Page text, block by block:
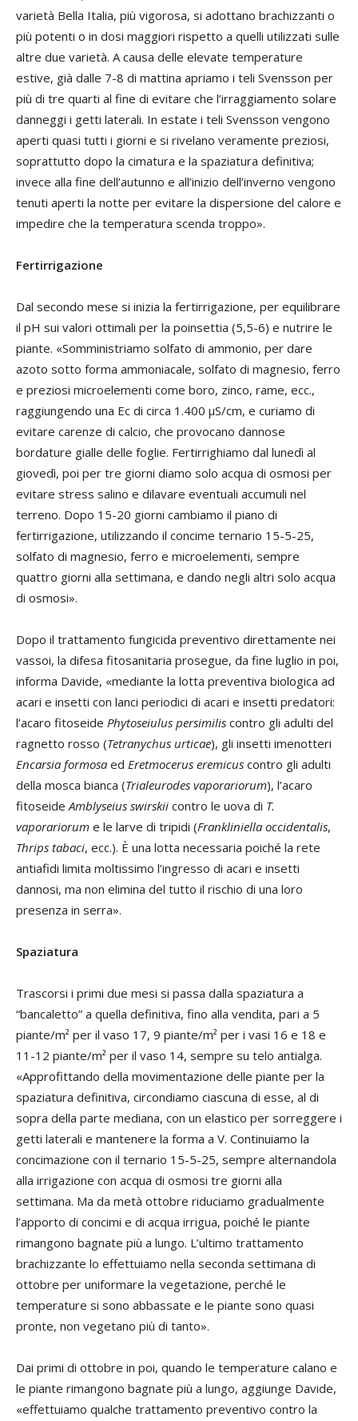
varietà Bella Italia, più vigorosa, si adottano brachizzanti o
più potenti o in dosi maggiori rispetto a quelli utilizzati sulle
altre due varietà. A causa delle elevate temperature
estive, già dalle 7-8 di mattina apriamo i teli Svensson per
più di tre quarti al fine di evitare che l’irraggiamento solare
danneggi i getti laterali. In estate i teli Svensson vengono
aperti quasi tutti i giorni e si rivelano veramente preziosi,
soprattutto dopo la cimatura e la spaziatura definitiva;
invece alla fine dell’autunno e all’inizio dell’inverno vengono
tenuti aperti la notte per evitare la dispersione del calore e
impedire che la temperatura scenda troppo».
Fertirrigazione
Dal secondo mese si inizia la fertirrigazione, per equilibrare
il pH sui valori ottimali per la poinsettia (5,5-6) e nutrire le
piante. «Somministriamo solfato di ammonio, per dare
azoto sotto forma ammoniacale, solfato di magnesio, ferro
e preziosi microelementi come boro, zinco, rame, ecc.,
raggiungendo una Ec di circa 1.400 µS/cm, e curiamo di
evitare carenze di calcio, che provocano dannose
bordature gialle delle foglie. Fertirrighiamo dal lunedì al
giovedì, poi per tre giorni diamo solo acqua di osmosi per
evitare stress salino e dilavare eventuali accumuli nel
terreno. Dopo 15-20 giorni cambiamo il piano di
fertirrigazione, utilizzando il concime ternario 15-5-25,
solfato di magnesio, ferro e microelementi, sempre
quattro giorni alla settimana, e dando negli altri solo acqua
di osmosi».
Dopo il trattamento fungicida preventivo direttamente nei
vassoi, la difesa fitosanitaria prosegue, da fine luglio in poi,
informa Davide, «mediante la lotta preventiva biologica ad
acari e insetti con lanci periodici di acari e insetti predatori:
l’acaro fitoseide Phytoseiulus persimilis contro gli adulti del
ragnetto rosso (Tetranychus urticae), gli insetti imenotteri
Encarsia formosa ed Eretmocerus eremicus contro gli adulti
della mosca bianca (Trialeurodes vaporariorum), l’acaro
fitoseideAmblyseius swirskii contro le uova di T.
vaporariorum e le larve di tripidi (Frankliniella occidentalis,
Thrips tabaci, ecc.). È una lotta necessaria poiché la rete
antiafidi limita moltissimo l’ingresso di acari e insetti
dannosi, ma non elimina del tutto il rischio di una loro
presenza in serra».
Spaziatura
Trascorsi i primi due mesi si passa dalla spaziatura a
“bancaletto” a quella definitiva, fino alla vendita, pari a 5
piante/m² per il vaso 17, 9 piante/m² per i vasi 16 e 18 e
11-12 piante/m² per il vaso 14, sempre su telo antialga.
«Approfittando della movimentazione delle piante per la
spaziatura definitiva, circondiamo ciascuna di esse, al di
sopra della parte mediana, con un elastico per sorreggere i
getti laterali e mantenere la forma a V. Continuiamo la
concimazione con il ternario 15-5-25, sempre alternandola
alla irrigazione con acqua di osmosi tre giorni alla
settimana. Ma da metà ottobre riduciamo gradualmente
l’apporto di concimi e di acqua irrigua, poiché le piante
rimangono bagnate più a lungo. L’ultimo trattamento
brachizzante lo effettuiamo nella seconda settimana di
ottobre per uniformare la vegetazione, perché le
temperature si sono abbassate e le piante sono quasi
pronte, non vegetano più di tanto».
Dai primi di ottobre in poi, quando le temperature calano e
le piante rimangono bagnate più a lungo, aggiunge Davide,
«effettuiamo qualche trattamento preventivo contro la